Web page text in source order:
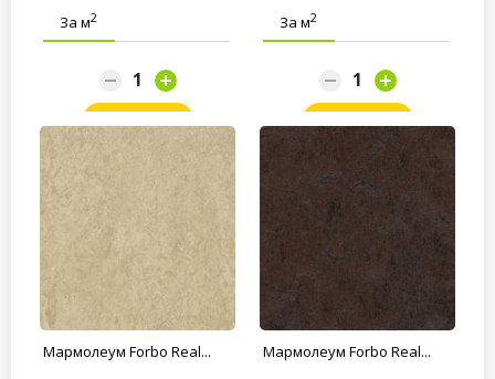
За м2
Заказать
За м2
Заказать
Мармолеум Forbo Real... Мармолеум Forbo Real...